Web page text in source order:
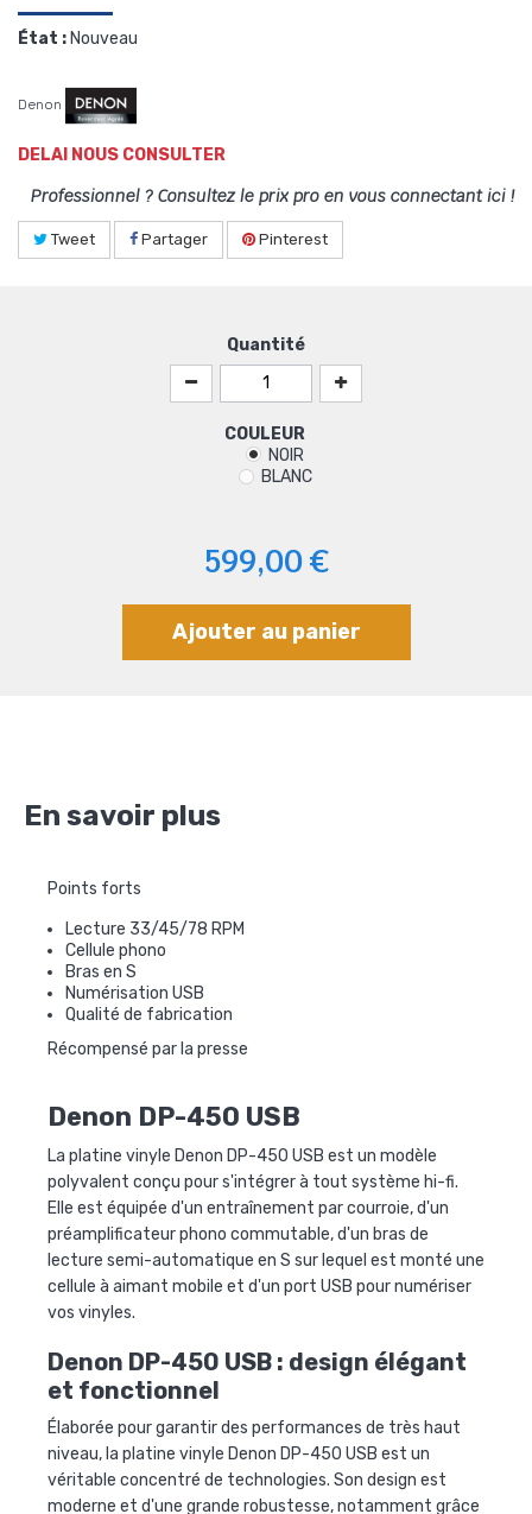
État :Nouveau
Denon
DELAI NOUS CONSULTER
Professionnel ? Consultez le prix pro en vous connectant ici !
Tweet Partager Pinterest
Quantité
COULEUR
NOIR
BLANC
599,00 €
Ajouter au panier
En savoir plus
Points forts
Lecture 33/45/78 RPM
Cellule phono
Bras en S
Numérisation USB
Qualité de fabrication
Récompensé par la presse
Denon DP-450 USB
La platine vinyle Denon DP-450 USB est un modèle
polyvalent conçu pour s'intégrer à tout système hi-fi.
Elle est équipée d'un entraînement par courroie, d'un
préamplificateur phono commutable, d'un bras de
lecture semi-automatique en S sur lequel est monté une
cellule à aimant mobile et d'un port USB pour numériser
vos vinyles.
Denon DP-450 USB : design élégant
et fonctionnel
Élaborée pour garantir des performances de très haut
niveau, la platine vinyle Denon DP-450 USB est un
véritable concentré de technologies. Son design est
moderne et d'une grande robustesse, notamment grâce